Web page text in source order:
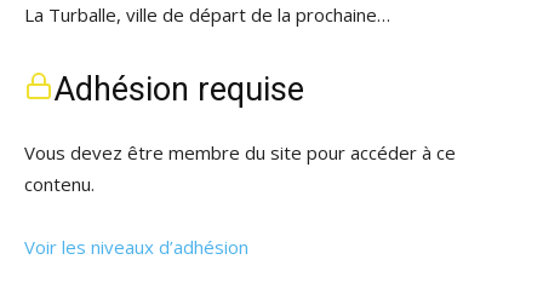
La Turballe, ville de départ de la prochaine…
Adhésion requise
Vous devez être membre du site pour accéder à ce
contenu.
Voir les niveaux d’adhésion